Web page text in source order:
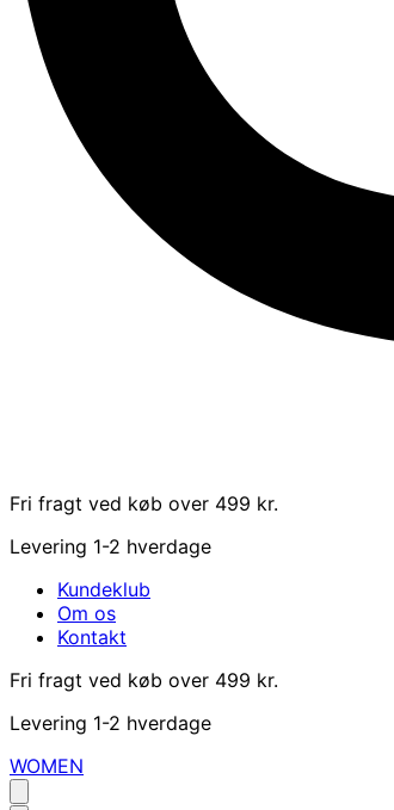
Fri fragt ved køb over 499 kr.
Levering 1-2 hverdage
Kundeklub
Om os
Kontakt
Fri fragt ved køb over 499 kr.
Levering 1-2 hverdage
WOMEN